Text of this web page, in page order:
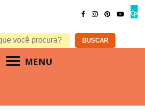
MENU